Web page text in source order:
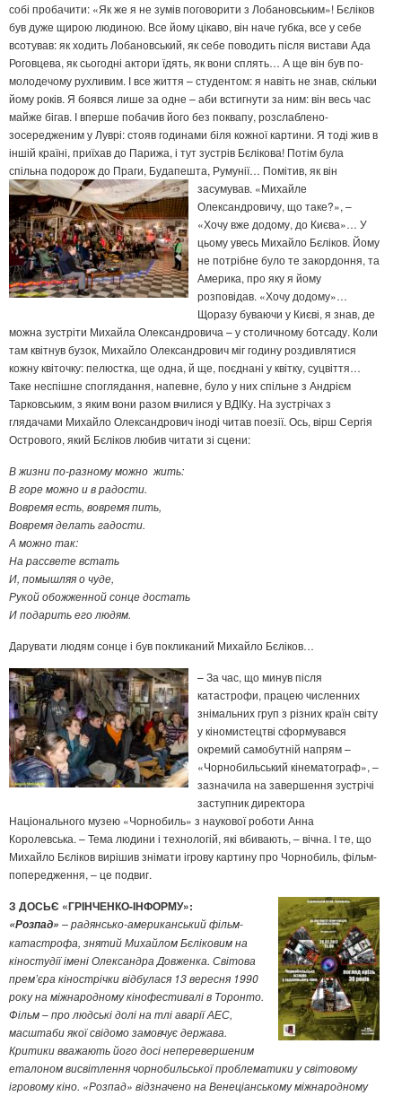
собі пробачити: «Як же я не зумів поговорити з Лобановським»! Бєліков
був дуже щирою людиною. Все йому цікаво, він наче губка, все у себе
всотував: як ходить Лобановський, як себе поводить після вистави Ада
Роговцева, як сьогодні актори їдять, як вони сплять… А ще він був по-
молодечому рухливим. І все життя – студентом: я навіть не знав, скільки
йому років. Я боявся лише за одне – аби встигнути за ним: він весь час
майже бігав. І вперше побачив його без поквапу, розслаблено-
зосередженим у Луврі: стояв годинами біля кожної картини. Я тоді жив в
іншій країні, приїхав до Парижа, і тут зустрів Бєлікова! Потім була
спільна подорож до Праги, Будапешта, Румунії… Помітив, як він
засумував. «Михайле
Олександровичу, що таке?», –
«Хочу вже додому, до Києва»… У
цьому увесь Михайло Бєліков. Йому
не потрібне було те закордоння, та
Америка, про яку я йому
розповідав. «Хочу додому»…
Щоразу буваючи у Києві, я знав, де
можна зустріти Михайла Олександровича – у столичному ботсаду. Коли
там квітнув бузок, Михайло Олександрович міг годину роздивлятися
кожну квіточку: пелюстка, ще одна, й ще, поєднані у квітку, суцвіття…
Таке неспішне споглядання, напевне, було у них спільне з Андрієм
Тарковським, з яким вони разом вчилися у ВДІКу. На зустрічах з
глядачами Михайло Олександрович іноді читав поезії. Ось, вірш Сергія
Острового, який Бєліков любив читати зі сцени:
В жизни по-разному можно жить:
В горе можно и в радости.
Вовремя есть, вовремя пить,
Вовремя делать гадости.
А можно так:
На рассвете встать
И, помышляя о чуде,
Рукой обожженной сонце достать
И подарить его людям.
Дарувати людям сонце і був покликаний Михайло Бєліков…
– За час, що минув після
катастрофи, працею численних
знімальних груп з різних країн світу
у кіномистецтві сформувався
окремий самобутній напрям –
«Чорнобильський кінематограф», –
зазначила на завершення зустрічі
заступник директора
Національного музею «Чорнобиль» з наукової роботи Анна
Королевська. – Тема людини і технологій, які вбивають, – вічна. І те, що
Михайло Бєліков вирішив знімати ігрову картину про Чорнобиль, фільм-
попередження, – це подвиг.
З ДОСЬЄ «ГРІНЧЕНКО-ІНФОРМУ»:
«Розпад» –радянсько-американський фільм-
катастрофа, знятий Михайлом Бєліковим на
кіностудії імені Олександра Довженка. Світова
прем’єра кінострічки відбулася 13 вересня 1990
року на міжнародному кінофестивалі в Торонто.
Фільм–про людські долі на тлі аварії АЕС,
масштаби якої свідомо замовчує держава.
Критики вважають його досі неперевершеним
еталоном висвітлення чорнобильської проблематики у світовому
ігровому кіно. «Розпад» відзначено на Венеціанському міжнародному